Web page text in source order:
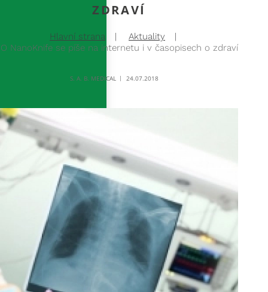
ZDRAVÍ
Hlavní strana
Aktuality
O NanoKnife se píše na internetu i v časopisech o zdraví
S. A. B. MEDICAL 24.07.2018